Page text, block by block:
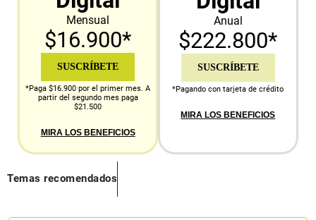
Mensual
$16.900*
SUSCRÍBETE
*Paga $16.900 por el primer mes. A
partir del segundo mes paga
$21.500
MIRA LOS BENEFICIOS
Anual
$222.800*
SUSCRÍBETE
*Pagando con tarjeta de crédito
MIRA LOS BENEFICIOS
Temas recomendados